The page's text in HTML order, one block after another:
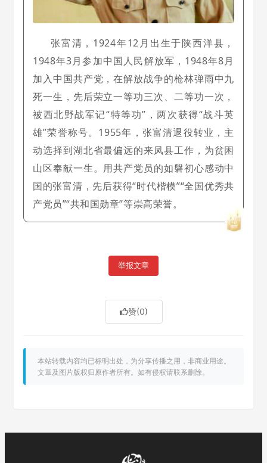
张富清，1924年12月出生于陕西洋县，
1948年3月参加中国人民解放军，1948年8月
加入中国共产党，在解放战争的枪林弹雨中九
死一生，先后荣立一等功三次、二等功一次，
被西北野战军记“特等功”，两次获得“战斗英
雄”荣誉称号。1955年，张富清退役转业，主
动选择到湖北省最偏远的来凤县工作，为贫困
山区奉献一生。用共产党员的如磐初心感动中
国的张富清，先后获得“时代楷模”“全国优秀共
产党员”“共和国勋章”等崇高荣誉。
举报文章
赞(0)
本站转载内容均已标明出处，为分享传播之用，非商业用途。
文章及图片版权归原作者所有。如有侵权请联系删除。